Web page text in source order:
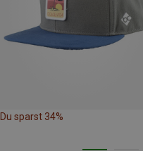
Du sparst 34%